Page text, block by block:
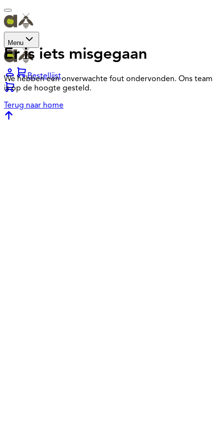
Menu
Bestellijst
Er is iets misgegaan
We hebben een onverwachte fout ondervonden. Ons team
is op de hoogte gesteld.
Terug naar home